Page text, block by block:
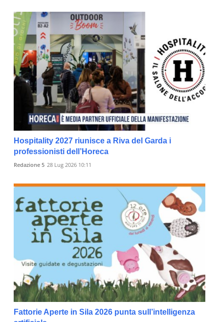
Hospitality 2027 riunisce a Riva del Garda i
professionisti dell’Horeca
Redazione 5 28 Lug 2026 10:11
Fattorie Aperte in Sila 2026 punta sull’intelligenza